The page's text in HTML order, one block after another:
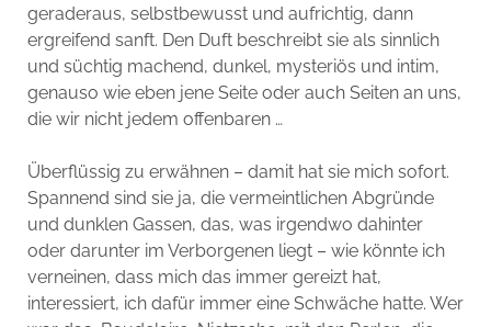
geraderaus, selbstbewusst und aufrichtig, dann
ergreifend sanft. Den Duft beschreibt sie als sinnlich
und süchtig machend, dunkel, mysteriös und intim,
genauso wie eben jene Seite oder auch Seiten an uns,
die wir nicht jedem offenbaren …
Überflüssig zu erwähnen – damit hat sie mich sofort.
Spannend sind sie ja, die vermeintlichen Abgründe
und dunklen Gassen, das, was irgendwo dahinter
oder darunter im Verborgenen liegt – wie könnte ich
verneinen, dass mich das immer gereizt hat,
interessiert, ich dafür immer eine Schwäche hatte. Wer